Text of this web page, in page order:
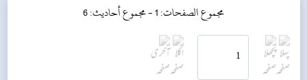
مجموع الصفحات: 1 - مجموع أحاديث: 6